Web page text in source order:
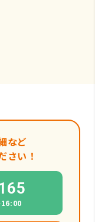
など
さい！
16:00